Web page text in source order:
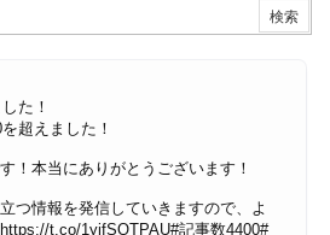
た！
超えました！
！本当にありがとうございます！
つ情報を発信していきますので、よ
https://t.co/1yjfSQTPAU#記事数4400#